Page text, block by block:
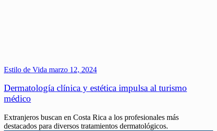
Estilo de Vida marzo 12, 2024
Dermatología clínica y estética impulsa al turismo
médico
Extranjeros buscan en Costa Rica a los profesionales más
destacados para diversos tratamientos dermatológicos.